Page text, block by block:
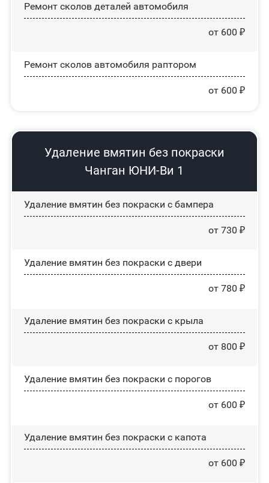
Ремонт сколов деталей автомобиля
от 600 ₽
Ремонт сколов автомобиля раптором
от 600 ₽
Удаление вмятин без покраски
Чанган ЮНИ-Ви 1
Удаление вмятин без покраски с бампера
от 730 ₽
Удаление вмятин без покраски с двери
от 780 ₽
Удаление вмятин без покраски с крыла
от 800 ₽
Удаление вмятин без покраски с порогов
от 600 ₽
Удаление вмятин без покраски с капота
от 600 ₽